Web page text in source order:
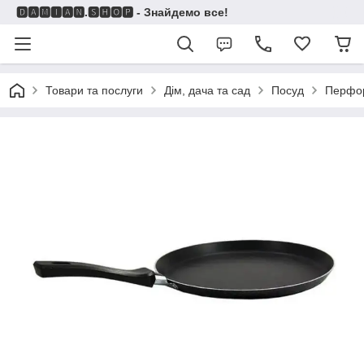
🅳🅰🅼🅸🅰🅽.🆂🅷🅾🅿 - Знайдемо все!
Товари та послуги Дім, дача та сад Посуд